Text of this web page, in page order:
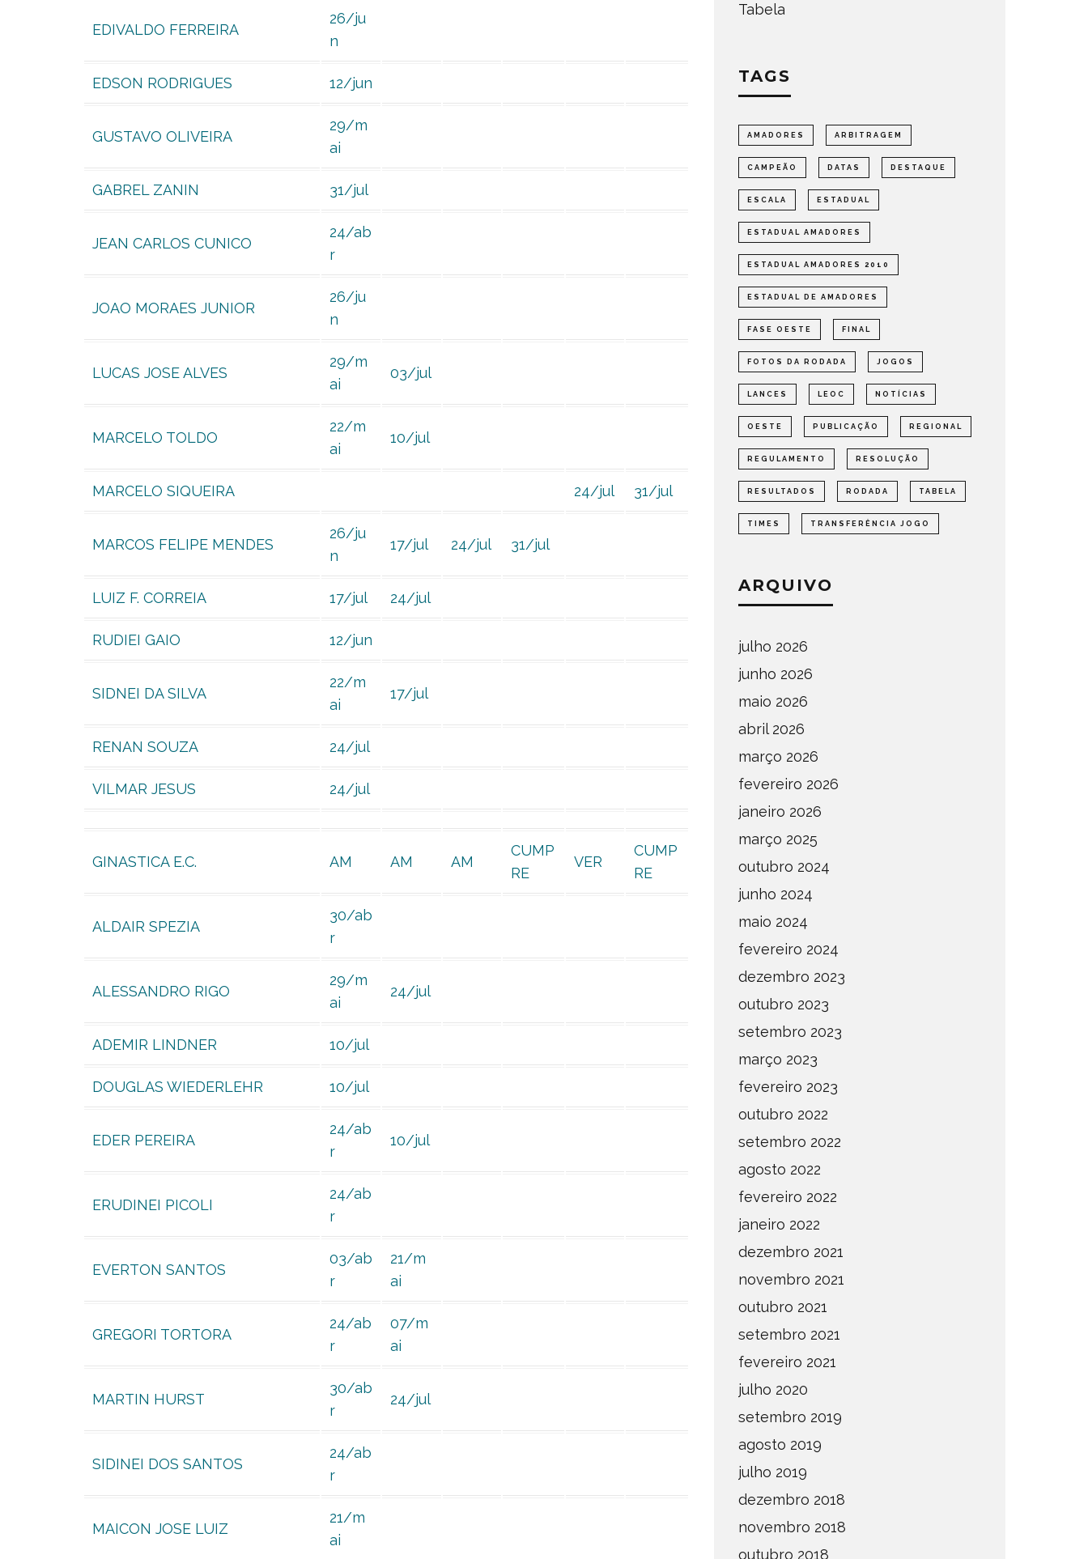
EDIVALDO FERREIRA
26/ju
n
EDSON RODRIGUES 12/jun
GUSTAVO OLIVEIRA
29/m
ai
GABREL ZANIN 31/jul
JEAN CARLOS CUNICO
24/ab
r
JOAO MORAES JUNIOR
26/ju
n
LUCAS JOSE ALVES
29/m
ai
03/jul
MARCELO TOLDO
22/m
ai
10/jul
MARCELO SIQUEIRA 24/jul 31/jul
MARCOS FELIPE MENDES
26/ju
n
17/jul 24/jul 31/jul
LUIZ F. CORREIA 17/jul 24/jul
RUDIEI GAIO 12/jun
SIDNEI DA SILVA
22/m
ai
17/jul
RENAN SOUZA 24/jul
VILMAR JESUS 24/jul
GINASTICA E.C. AM AM AM
CUMP
RE
VER
CUMP
RE
ALDAIR SPEZIA
30/ab
r
ALESSANDRO RIGO
29/m
ai
24/jul
ADEMIR LINDNER 10/jul
DOUGLAS WIEDERLEHR 10/jul
EDER PEREIRA
24/ab
r
10/jul
ERUDINEI PICOLI
24/ab
r
EVERTON SANTOS
03/ab
r
21/m
ai
GREGORI TORTORA
24/ab
r
07/m
ai
MARTIN HURST
30/ab
r
24/jul
SIDINEI DOS SANTOS
24/ab
r
MAICON JOSE LUIZ
21/m
ai
Tabela
TAGS
AMADORES ARBITRAGEM
CAMPEÃO DATAS DESTAQUE
ESCALA ESTADUAL
ESTADUAL AMADORES
ESTADUAL AMADORES 2010
ESTADUAL DE AMADORES
FASE OESTE FINAL
FOTOS DA RODADA JOGOS
LANCES LEOC NOTÍCIAS
OESTE PUBLICAÇÃO REGIONAL
REGULAMENTO RESOLUÇÃO
RESULTADOS RODADA TABELA
TIMES TRANSFERÊNCIA JOGO
ARQUIVO
julho 2026
junho 2026
maio 2026
abril 2026
março 2026
fevereiro 2026
janeiro 2026
março 2025
outubro 2024
junho 2024
maio 2024
fevereiro 2024
dezembro 2023
outubro 2023
setembro 2023
março 2023
fevereiro 2023
outubro 2022
setembro 2022
agosto 2022
fevereiro 2022
janeiro 2022
dezembro 2021
novembro 2021
outubro 2021
setembro 2021
fevereiro 2021
julho 2020
setembro 2019
agosto 2019
julho 2019
dezembro 2018
novembro 2018
outubro 2018